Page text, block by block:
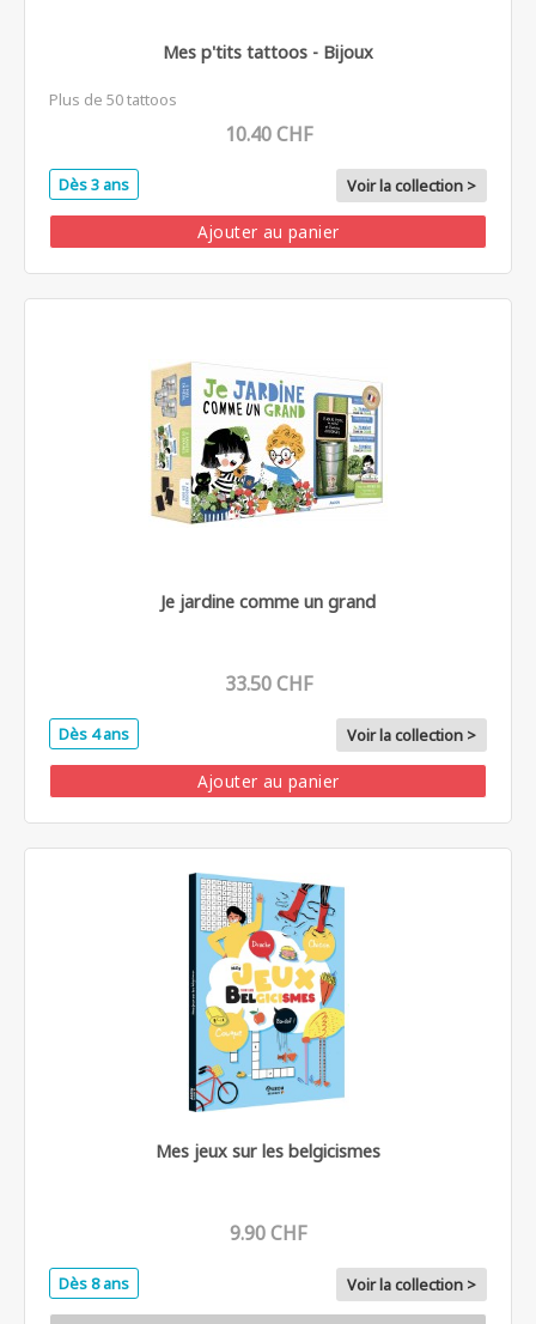
Mes p'tits tattoos - Bijoux
Plus de 50 tattoos
10.40 CHF
Dès 3 ans Voir la collection >
Ajouter au panier
Je jardine comme un grand
33.50 CHF
Dès 4 ans Voir la collection >
Ajouter au panier
Mes jeux sur les belgicismes
9.90 CHF
Dès 8 ans Voir la collection >